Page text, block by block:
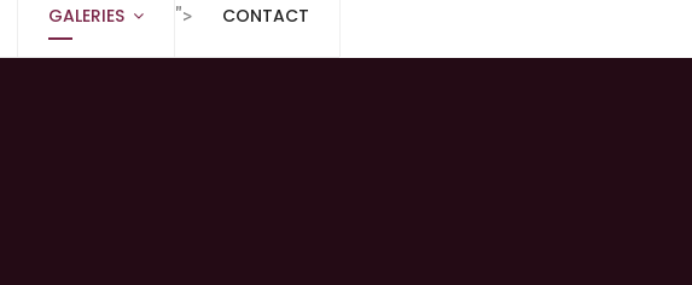
GALERIES "> CONTACT